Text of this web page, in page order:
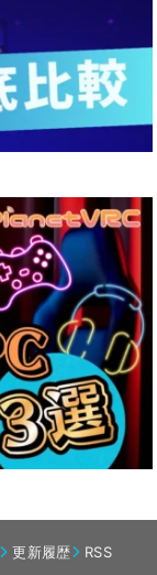
更新履歴 RSS